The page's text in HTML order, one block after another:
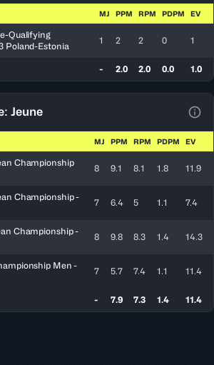
MJ PPM RPM PDPM EV
Qualifying
Poland-Estonia
1 2 2 0 1
- 2.0 2.0 0.0 1.0
Jeune
MJ PPM RPM PDPM EV
Championship
8 9.1 8.1 1.8 11.9
Championship -
7 6.4 5 1.1 7.4
Championship -
8 9.8 8.3 1.4 14.3
Men -
7 5.7 7.4 1.1 11.4
- 7.9 7.3 1.4 11.4